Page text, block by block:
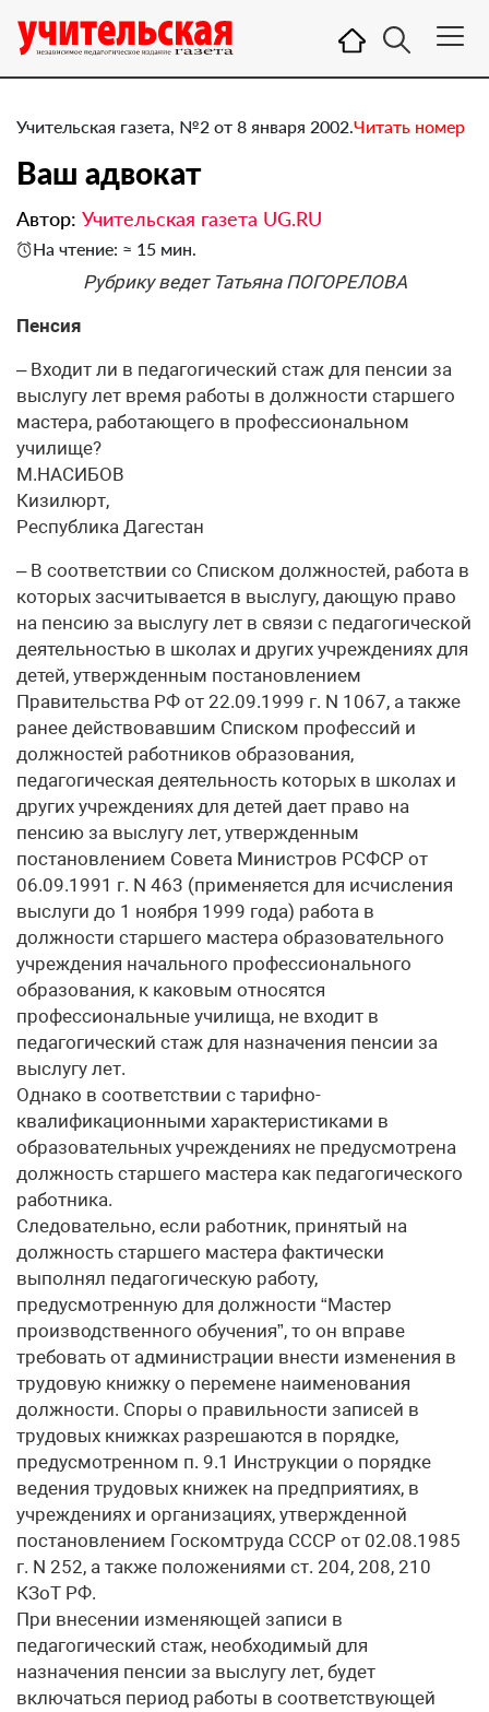
Учительская газета, №2 от 8 января 2002.Читать номер
Ваш адвокат
Автор: Учительская газета UG.RU
На чтение: ≈ 15 мин.
Рубрику ведет Татьяна ПОГОРЕЛОВА
Пенсия
– Входит ли в педагогический стаж для пенсии за
выслугу лет время работы в должности старшего
мастера, работающего в профессиональном
училище?
М.НАСИБОВ
Кизилюрт,
Республика Дагестан
– В соответствии со Списком должностей, работа в
которых засчитывается в выслугу, дающую право
на пенсию за выслугу лет в связи с педагогической
деятельностью в школах и других учреждениях для
детей, утвержденным постановлением
Правительства РФ от 22.09.1999 г. N 1067, а также
ранее действовавшим Списком профессий и
должностей работников образования,
педагогическая деятельность которых в школах и
других учреждениях для детей дает право на
пенсию за выслугу лет, утвержденным
постановлением Совета Министров РСФСР от
06.09.1991 г. N 463 (применяется для исчисления
выслуги до 1 ноября 1999 года) работа в
должности старшего мастера образовательного
учреждения начального профессионального
образования, к каковым относятся
профессиональные училища, не входит в
педагогический стаж для назначения пенсии за
выслугу лет.
Однако в соответствии с тарифно-
квалификационными характеристиками в
образовательных учреждениях не предусмотрена
должность старшего мастера как педагогического
работника.
Следовательно, если работник, принятый на
должность старшего мастера фактически
выполнял педагогическую работу,
предусмотренную для должности “Мастер
производственного обучения”, то он вправе
требовать от администрации внести изменения в
трудовую книжку о перемене наименования
должности. Споры о правильности записей в
трудовых книжках разрешаются в порядке,
предусмотренном п. 9.1 Инструкции о порядке
ведения трудовых книжек на предприятиях, в
учреждениях и организациях, утвержденной
постановлением Госкомтруда СССР от 02.08.1985
г. N 252, а также положениями ст. 204, 208, 210
КЗоТ РФ.
При внесении изменяющей записи в
педагогический стаж, необходимый для
назначения пенсии за выслугу лет, будет
включаться период работы в соответствующей